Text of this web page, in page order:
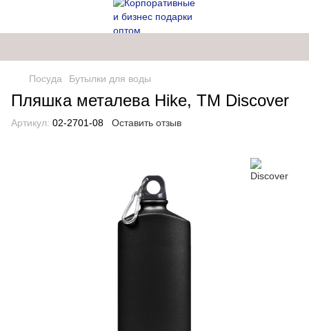
Посуда Бутылки для воды
Пляшка металева Hike, TM Discover
Артикул: 02-2701-08 Оставить отзыв